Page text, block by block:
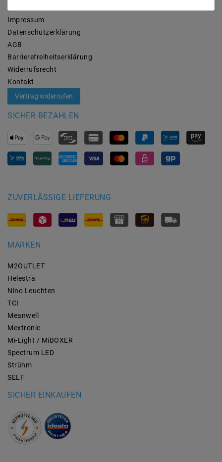
Impressum
Daten­schutz­erklärung
AGB
Barrierefreiheitserklärung
Widerrufs­recht
Kontakt
Vertrag widerrufen
SICHER BEZAHLEN
ZUVERLÄSSIGE LIEFERUNG
MARKEN
M2OUTLET
Helestra
Nino Leuchten
TCI
Meanwell
Mextronic
Mi-Light / MiBOXER
Spectrum LED
Strühm
SELF
SICHER EINKAUFEN